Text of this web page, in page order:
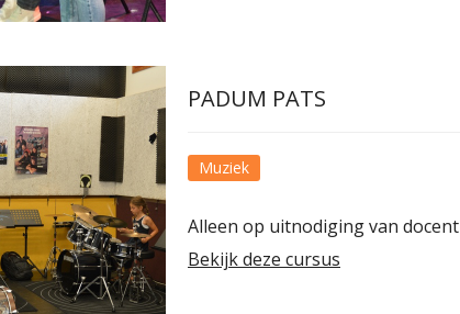
PADUM PATS
Muziek
Alleen op uitnodiging van docent
Bekijk deze cursus